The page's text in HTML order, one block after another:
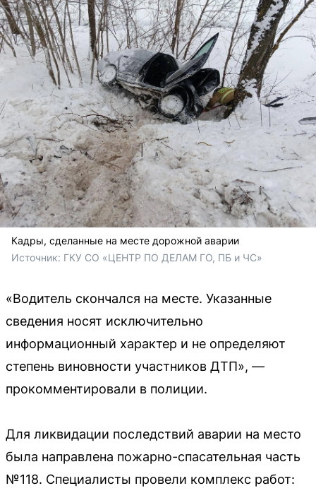
Кадры, сделанные на месте дорожной аварии
Источник: ГКУ СО «ЦЕНТР ПО ДЕЛАМ ГО, ПБ и ЧС»
«Водитель скончался на месте. Указанные
сведения носят исключительно
информационный характер и не определяют
степень виновности участников ДТП», —
прокомментировали в полиции.
Для ликвидации последствий аварии на место
была направлена пожарно-спасательная часть
№118. Специалисты провели комплекс работ: